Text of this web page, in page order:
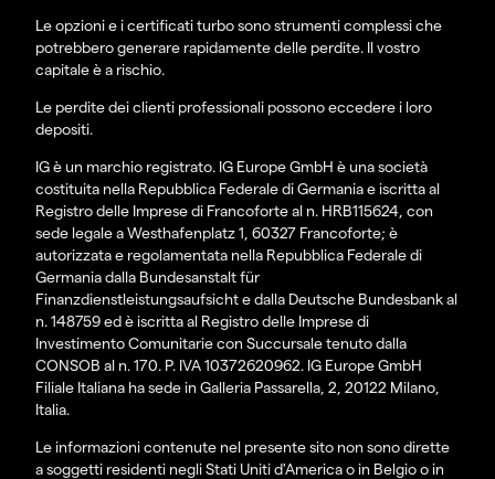
Le opzioni e i certificati turbo sono strumenti complessi che
potrebbero generare rapidamente delle perdite. Il vostro
capitale è a rischio.
Le perdite dei clienti professionali possono eccedere i loro
depositi.
IG è un marchio registrato. IG Europe GmbH è una società
costituita nella Repubblica Federale di Germania e iscritta al
Registro delle Imprese di Francoforte al n. HRB115624, con
sede legale a Westhafenplatz 1, 60327 Francoforte; è
autorizzata e regolamentata nella Repubblica Federale di
Germania dalla Bundesanstalt für
Finanzdienstleistungsaufsicht e dalla Deutsche Bundesbank al
n. 148759 ed è iscritta al Registro delle Imprese di
Investimento Comunitarie con Succursale tenuto dalla
CONSOB al n. 170. P. IVA 10372620962. IG Europe GmbH
Filiale Italiana ha sede in Galleria Passarella, 2, 20122 Milano,
Italia.
Le informazioni contenute nel presente sito non sono dirette
a soggetti residenti negli Stati Uniti d'America o in Belgio o in